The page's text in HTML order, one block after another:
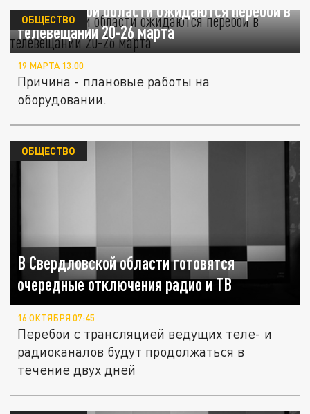
В Ростовской области ожидаются перебои в
телевещании 20-26 марта
ОБЩЕСТВО
19 МАРТА 13:00
Причина - плановые работы на
оборудовании.
В Свердловской области готовятся
очередные отключения радио и ТВ
ОБЩЕСТВО
16 ОКТЯБРЯ 07:45
Перебои с трансляцией ведущих теле- и
радиоканалов будут продолжаться в
течение двух дней